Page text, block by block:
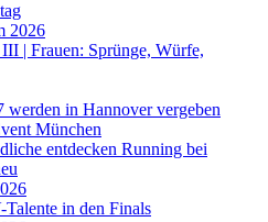
2026
| Frauen: Sprünge, Würfe,
in Hannover vergeben
München
entdecken Running bei
in den Finals